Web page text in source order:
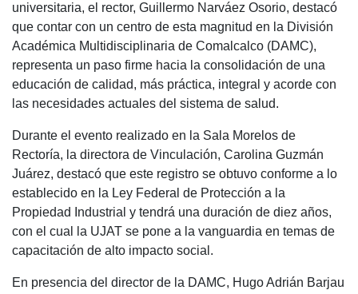
universitaria, el rector, Guillermo Narváez Osorio, destacó
que contar con un centro de esta magnitud en la División
Académica Multidisciplinaria de Comalcalco (DAMC),
representa un paso firme hacia la consolidación de una
educación de calidad, más práctica, integral y acorde con
las necesidades actuales del sistema de salud.
Durante el evento realizado en la Sala Morelos de
Rectoría, la directora de Vinculación, Carolina Guzmán
Juárez, destacó que este registro se obtuvo conforme a lo
establecido en la Ley Federal de Protección a la
Propiedad Industrial y tendrá una duración de diez años,
con el cual la UJAT se pone a la vanguardia en temas de
capacitación de alto impacto social.
En presencia del director de la DAMC, Hugo Adrián Barjau